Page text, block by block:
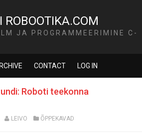
ROBOOTIKA.COM
JA PROGRAMMEERIMINE C-
CONTACT LOG IN
Roboti teekonna
LEIVO ÕPPEKAVAD